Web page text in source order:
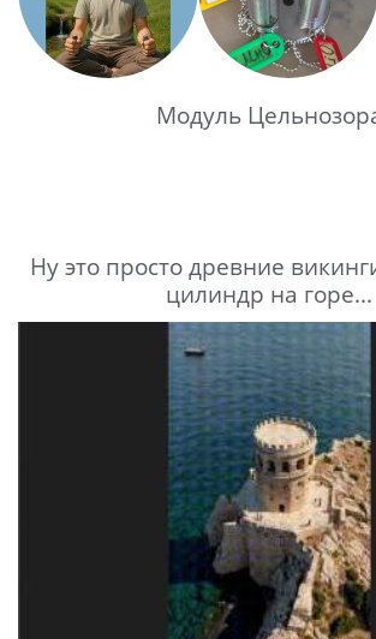
Модуль
Ну это просто древние
цилиндр на горе...